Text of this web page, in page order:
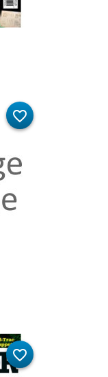
favorite_border
favorite_border